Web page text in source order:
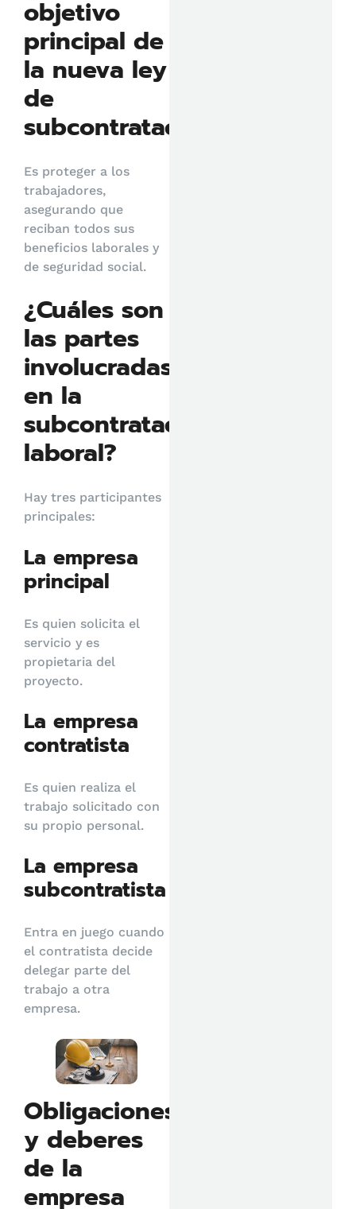
objetivo
principal de
la nueva ley
de
subcontratación?
Es proteger a los
trabajadores,
asegurando que
reciban todos sus
beneficios laborales y
de seguridad social.
¿Cuáles son
las partes
involucradas
en la
subcontratación
laboral?
Hay tres participantes
principales:
La empresa
principal
Es quien solicita el
servicio y es
propietaria del
proyecto.
La empresa
contratista
Es quien realiza el
trabajo solicitado con
su propio personal.
La empresa
subcontratista
Entra en juego cuando
el contratista decide
delegar parte del
trabajo a otra
empresa.
Obligaciones
y deberes
de la
empresa